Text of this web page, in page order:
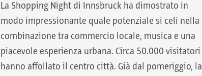
La Shopping Night di Innsbruck ha dimostrato in
modo impressionante quale potenziale si celi nella
combinazione tra commercio locale, musica e una
piacevole esperienza urbana. Circa 50.000 visitatori
hanno affollato il centro città. Già dal pomeriggio, la